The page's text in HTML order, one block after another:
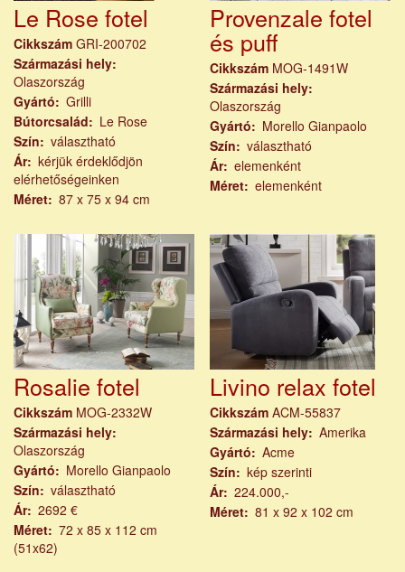
Le Rose fotel
Cikkszám GRI-200702
Származási hely
Olaszország
Gyártó
Grilli
Bútorcsalád
Le Rose
Szín
választható
Ár kérjük érdeklődjön
elérhetőségeinken
Méret 87 x 75 x 94 cm
Provenzale fotel
és puff
Cikkszám MOG-1491W
Származási hely
Olaszország
Gyártó
Morello Gianpaolo
Szín
választható
Ár
elemenként
Méret
elemenként
Rosalie fotel
Cikkszám MOG-2332W
Származási hely
Olaszország
Gyártó
Morello Gianpaolo
Szín
választható
Ár 2692 €
Méret 72 x 85 x 112 cm
(51x62)
Livino relax fotel
Cikkszám ACM-55837
Származási hely
Amerika
Gyártó
Acme
Szín
kép szerinti
Ár
224.000,-
Méret
81 x 92 x 102 cm